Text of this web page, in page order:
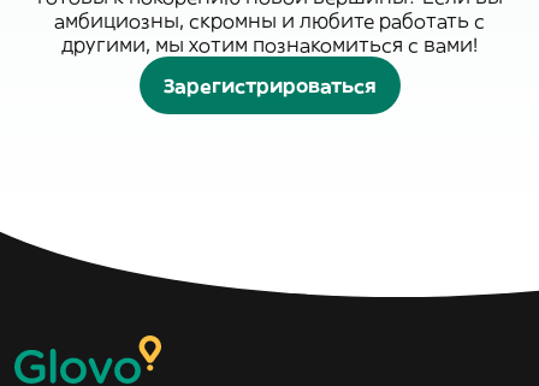
амбициозны, скромны и любите работать с
другими, мы хотим познакомиться с вами!
Зарегистрироваться